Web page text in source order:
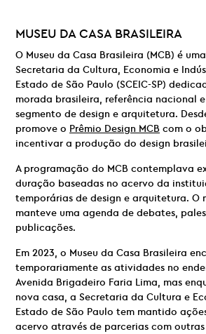
MUSEU DA CASA BRASILEIRA
O Museu da Casa Brasileira (MCB) é
Secretaria da Cultura, Economia e
Estado de São Paulo (SCEIC-SP)
morada brasileira, referência nacional
segmento de design e arquitetura.
promove o Prêmio Design MCB com o
incentivar a produção do design
A programação do MCB contemplava
duração baseadas no acervo da
temporárias de design e arquitetura. O
manteve uma agenda de debates,
publicações.
Em 2023, o Museu da Casa Brasileira
temporariamente as atividades no
Avenida Brigadeiro Faria Lima, mas
nova casa, a Secretaria da Cultura e
Estado de São Paulo tem mantido
acervo através de parcerias com